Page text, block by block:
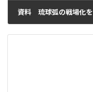
資料 琉球弧の戦場化